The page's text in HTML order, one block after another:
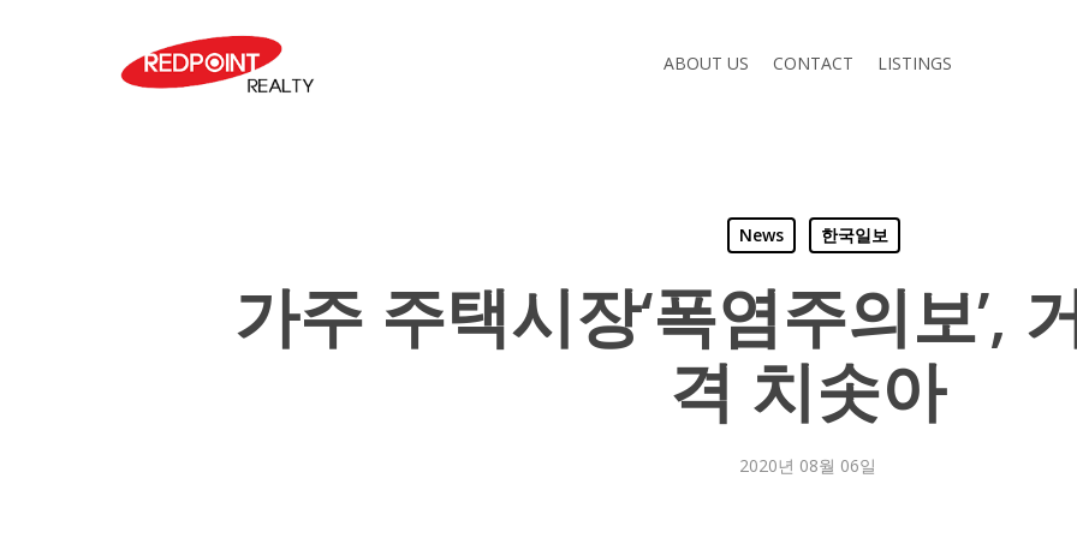
ABOUT US CONTACT LISTINGS
News 한국일보
가주 주택시장‘폭염주의보’,
격 치솟아
2020년 08월 06일